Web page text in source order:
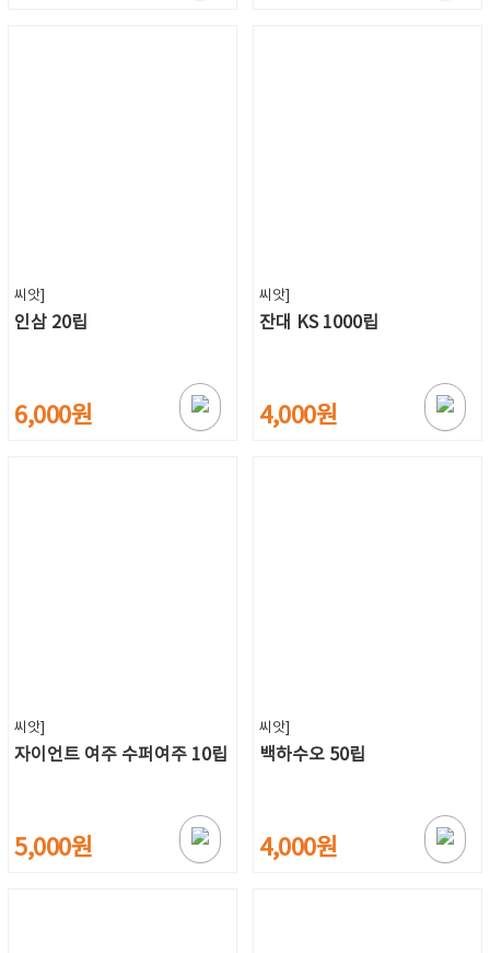
씨앗]
인삼 20립
6,000원
씨앗]
잔대 KS 1000립
4,000원
씨앗]
자이언트 여주 수퍼여주 10립
5,000원
씨앗]
백하수오 50립
4,000원